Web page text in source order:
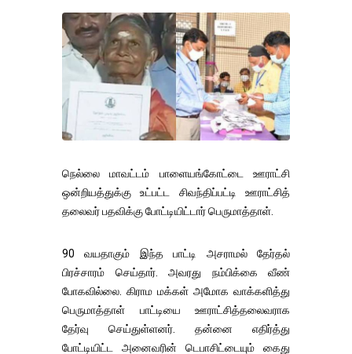
நெல்லை மாவட்டம் பாளையங்கோட்டை ஊராட்சி
ஒன்றியத்துக்கு உட்பட்ட சிவந்திப்பட்டி ஊராட்சித்
தலைவர் பதவிக்கு போட்டியிட்டார் பெருமாத்தாள்.
90 வயதாகும் இந்த பாட்டி அசராமல் தேர்தல்
பிரச்சாரம் செய்தார். அவரது நம்பிக்கை வீண்
போகவில்லை. கிராம மக்கள் அமோக வாக்களித்து
பெருமாத்தாள் பாட்டியை ஊராட்சித்தலைவராக
தேர்வு செய்துள்ளனர். தன்னை எதிர்த்து
போட்டியிட்ட அனைவரின் டெபாசிட்டையும் கைது